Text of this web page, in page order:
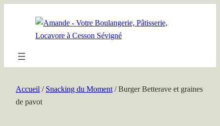
Accueil / Snacking du Moment / Burger Betterave et graines
de pavot